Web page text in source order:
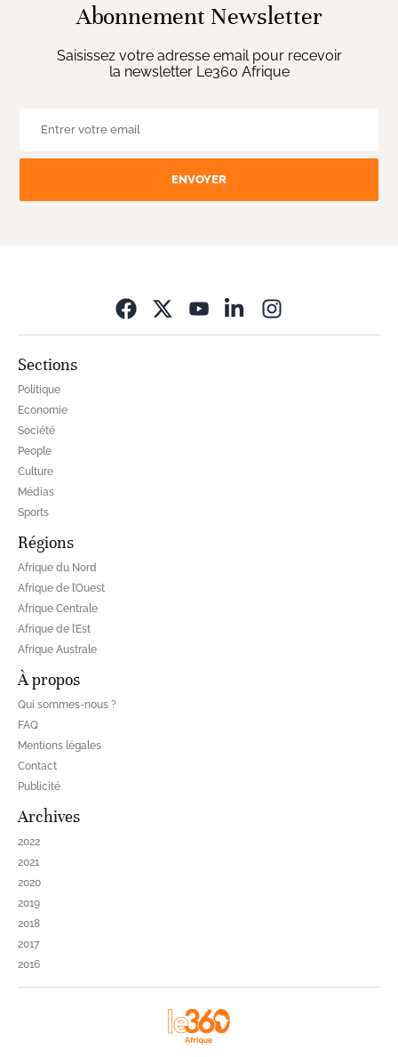
Abonnement Newsletter
Saisissez votre adresse email pour recevoir
la newsletter Le360 Afrique
ENVOYER
Sections
Politique
Economie
Société
People
Culture
Médias
Sports
Régions
Afrique du Nord
Afrique de l’Ouest
Afrique Centrale
Afrique de l’Est
Afrique Australe
À propos
Qui sommes-nous ?
FAQ
Mentions légales
Contact
Publicité
Archives
2022
2021
2020
2019
2018
2017
2016